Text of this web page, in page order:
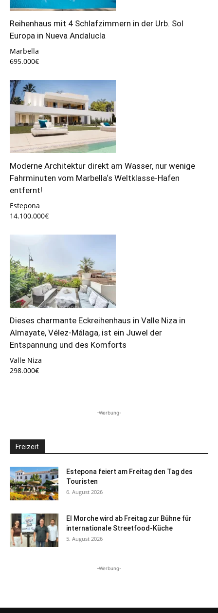
Reihenhaus mit 4 Schlafzimmern in der Urb. Sol
Europa in Nueva Andalucía
Marbella
695.000€
Moderne Architektur direkt am Wasser, nur wenige
Fahrminuten vom Marbella‘s Weltklasse-Hafen
entfernt!
Estepona
14.100.000€
Dieses charmante Eckreihenhaus in Valle Niza in
Almayate, Vélez-Málaga, ist ein Juwel der
Entspannung und des Komforts
Valle Niza
298.000€
-Werbung-
Freizeit
Estepona feiert am Freitag den Tag des
Touristen
6. August 2026
El Morche wird ab Freitag zur Bühne für
internationale Streetfood-Küche
5. August 2026
-Werbung-